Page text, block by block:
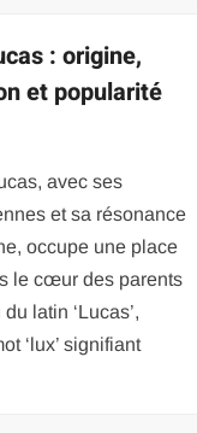
: origine,
et popularité
avec ses
et sa résonance
occupe une place
le cœur des parents
latin ‘Lucas’,
‘lux’ signifiant